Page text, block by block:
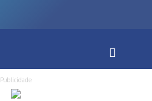
Publicidade